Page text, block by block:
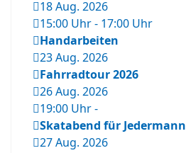
18 Aug. 2026
15:00 Uhr- 17:00 Uhr
Handarbeiten
23 Aug. 2026
Fahrradtour 2026
26 Aug. 2026
19:00 Uhr-
Skatabend für Jedermann
27 Aug. 2026